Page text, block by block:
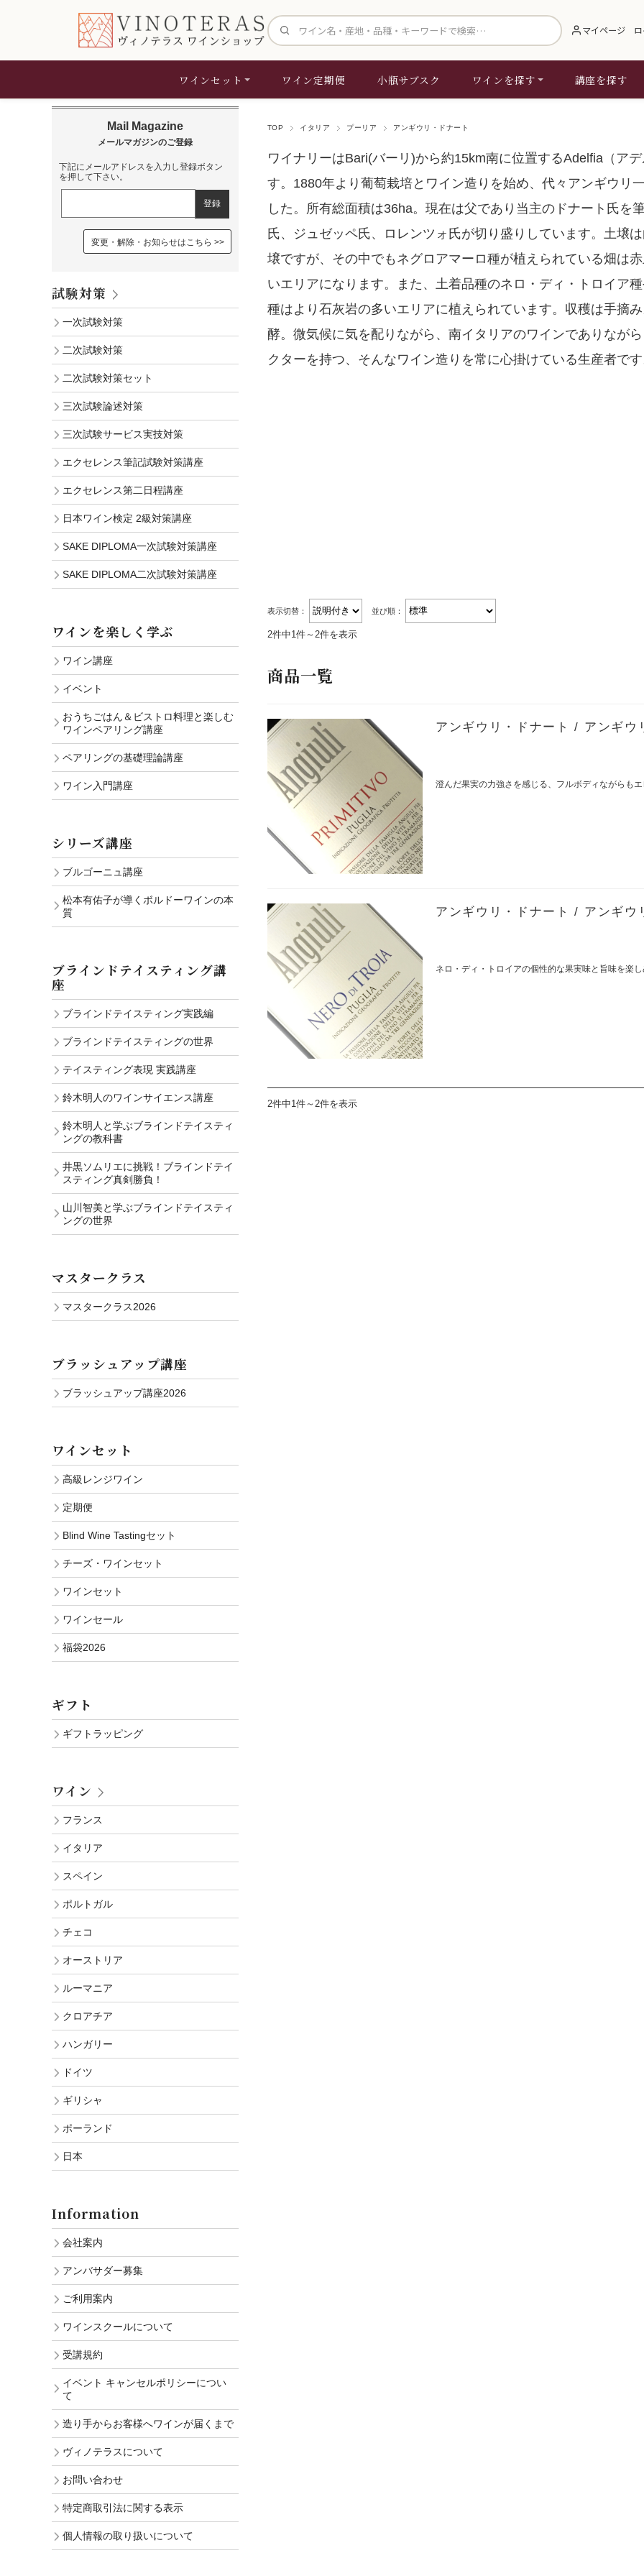
サイト内検索 マイページ
ワインセット ワイン定期便 小瓶サブスク ワインを探す 講座を探す
TOP イタリア プーリア アンギウリ・ドナート
ワイナリーはBari(バーリ)から約15km南に位置するAdelfia（ア
す。1880年より葡萄栽培とワイン造りを始め、代々アンギウリ
した。所有総面積は36ha。現在は父であり当主のドナート氏を
氏、ジュゼッペ氏、ロレンツォ氏が切り盛りしています。土壌
壌ですが、その中でもネグロアマーロ種が植えられている畑は
いエリアになります。また、土着品種のネロ・ディ・トロイア
種はより石灰岩の多いエリアに植えられています。収穫は手摘
酵。微気候に気を配りながら、南イタリアのワインでありなが
クターを持つ、そんなワイン造りを常に心掛けている生産者です
表示切替： 並び順：
2件中1件～2件を表示
商品一覧
アンギウリ・ドナート / アンギウ
澄んだ果実の力強さを感じる、フルボディながらも
アンギウリ・ドナート / アンギ
ネロ・ディ・トロイアの個性的な果実味と旨味を楽
2件中1件～2件を表示
下記にメールアドレスを入力し登録ボタン
を押して下さい。
変更・解除・お知らせはこちら
試験対策
一次試験対策
二次試験対策
二次試験対策セット
三次試験論述対策
三次試験サービス実技対策
エクセレンス筆記試験対策講座
エクセレンス第二日程講座
日本ワイン検定 2級対策講座
SAKE DIPLOMA一次試験対策講座
SAKE DIPLOMA二次試験対策講座
ワインを楽しく学ぶ
ワイン講座
イベント
おうちごはん＆ビストロ料理と楽しむ
ワインペアリング講座
ペアリングの基礎理論講座
ワイン入門講座
シリーズ講座
ブルゴーニュ講座
松本有佑子が導くボルドーワインの本
質
ブラインドテイスティング講
座
ブラインドテイスティング実践編
ブラインドテイスティングの世界
テイスティング表現 実践講座
鈴木明人のワインサイエンス講座
鈴木明人と学ぶブラインドテイスティ
ングの教科書
井黒ソムリエに挑戦！ブラインドテイ
スティング真剣勝負！
山川智美と学ぶブラインドテイスティ
ングの世界
マスタークラス
マスタークラス2026
ブラッシュアップ講座
ブラッシュアップ講座2026
ワインセット
高級レンジワイン
定期便
Blind Wine Tastingセット
チーズ・ワインセット
ワインセット
ワインセール
福袋2026
ギフト
ギフトラッピング
ワイン
フランス
イタリア
スペイン
ポルトガル
チェコ
オーストリア
ルーマニア
クロアチア
ハンガリー
ドイツ
ギリシャ
ポーランド
日本
Information
会社案内
アンバサダー募集
ご利用案内
ワインスクールについて
受講規約
イベント キャンセルポリシーについ
て
造り手からお客様へワインが届くまで
ヴィノテラスについて
お問い合わせ
特定商取引法に関する表示
個人情報の取り扱いについて